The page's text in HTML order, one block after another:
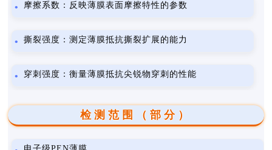
摩擦系数：反映薄膜表面摩擦特性的参数
撕裂强度：测定薄膜抵抗撕裂扩展的能力
穿刺强度：衡量薄膜抵抗尖锐物穿刺的性能
检测范围（部分）